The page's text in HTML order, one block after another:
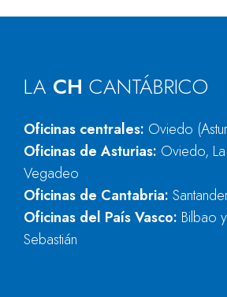
LA CH CANTÁBRICO
Oficinas centrales: Oviedo
Oficinas de Asturias: Oviedo,
Vegadeo
Oficinas de Cantabria:
Oficinas del País Vasco: Bilbao
Sebastián